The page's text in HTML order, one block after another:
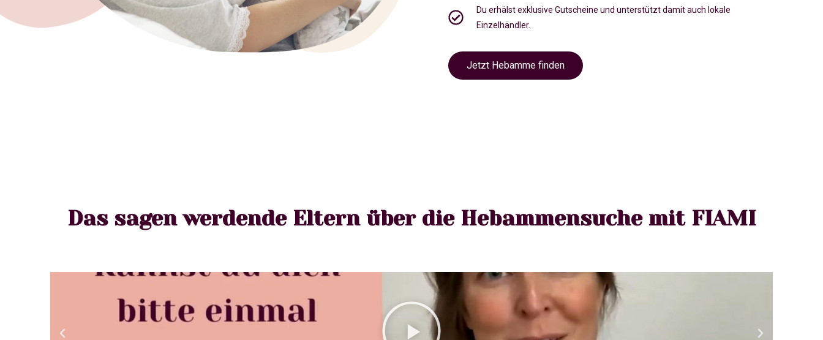
Du erhälst exklusive Gutscheine und unterstützt damit auch lokale
Einzelhändler.
Jetzt Hebamme finden
Das sagen werdende Eltern über die Hebammensuche mit FIAMI